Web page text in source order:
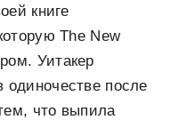
книге
The New
Уитакер
одиночестве после
что выпила